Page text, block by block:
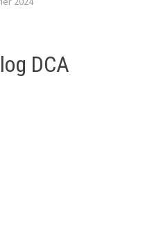
DCA